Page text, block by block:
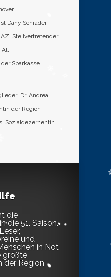
Dany Schrader,
Stellvertretender
Alt,
Sparkasse
Dr. Andrea
der Region
Sozialdezernentin
die
die 51. Saison.
und
in Not
größte
der Region